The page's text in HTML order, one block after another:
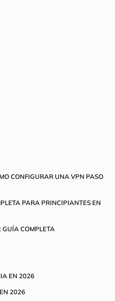
CONFIGURAR UNA VPN PASO
PARA PRINCIPIANTES EN
GUÍA COMPLETA
EN 2026
2026